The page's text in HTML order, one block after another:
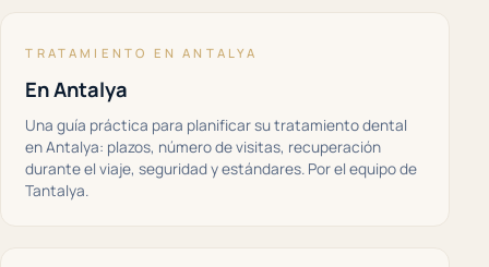
TRATAMIENTO EN ANTALYA
En Antalya
Una guía práctica para planificar su tratamiento dental
en Antalya: plazos, número de visitas, recuperación
durante el viaje, seguridad y estándares. Por el equipo de
Tantalya.